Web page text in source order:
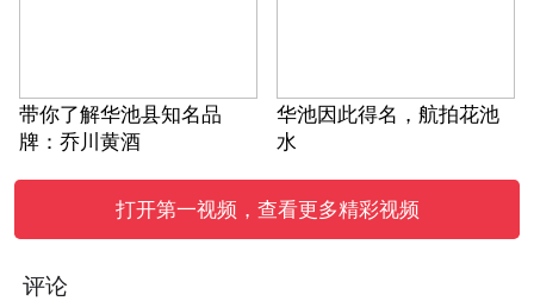
带你了解华池县知名品
牌：乔川黄酒
华池因此得名，航拍花池
水
打开第一视频，查看更多精彩视频
评论